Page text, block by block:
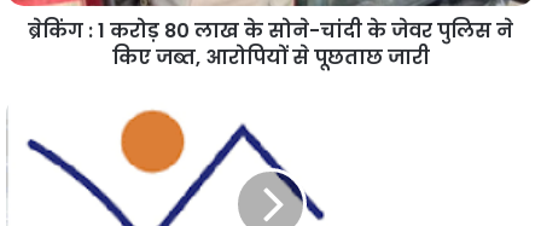
ब्रेकिंग : 1 करोड़ 80 लाख के सोने-चांदी के जेवर पुलिस ने
किए जब्त, आरोपियों से पूछताछ जारी